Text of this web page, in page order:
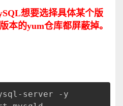
想要选择具体某个版
本的yum仓库都屏蔽掉。
server -y